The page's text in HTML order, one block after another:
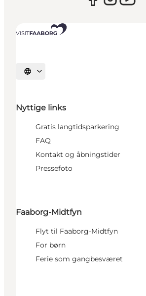
Vælg sprog
Nyttige links
Gratis langtidsparkering
FAQ
Kontakt og åbningstider
Pressefoto
Faaborg-Midtfyn
Flyt til Faaborg-Midtfyn
For børn
Ferie som gangbesværet